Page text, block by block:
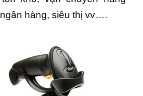
hàng, siêu thị vv….